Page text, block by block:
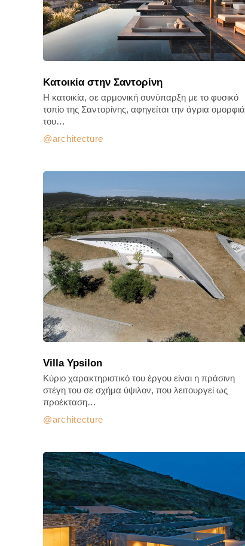
Κατοικία στην Σαντορίνη
architecture
H κατοικία, σε αρμονική συνύπαρξη με το φυσικό
τοπίο της Σαντορίνης, αφηγείται την άγρια ομορφιά
του…
Villa Ypsilon
architecture
Κύριο χαρακτηριστικό του έργου είναι η πράσινη
στέγη του σε σχήμα ύψιλον, που λειτουργεί ως
προέκταση…